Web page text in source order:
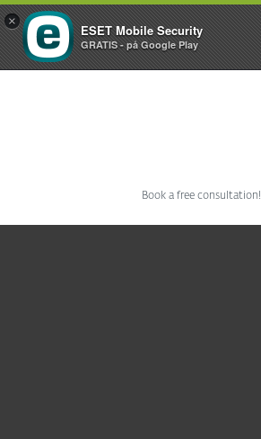
Book a free consultation!
×
ESET Mobile Security
GRATIS - på Google Play